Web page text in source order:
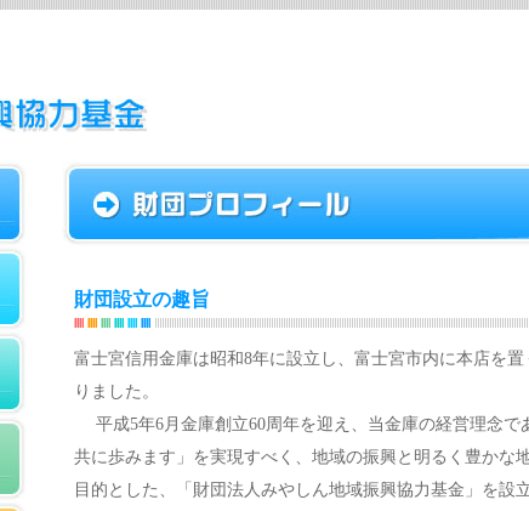
財団設立の趣旨
富士宮信用金庫は昭和8年に設立し、富士宮市内に本店を
りました。
平成5年6月金庫創立60周年を迎え、当金庫の経営理念で
共に歩みます」を実現すべく、地域の振興と明るく豊かな
目的とした、「財団法人みやしん地域振興協力基金」を設